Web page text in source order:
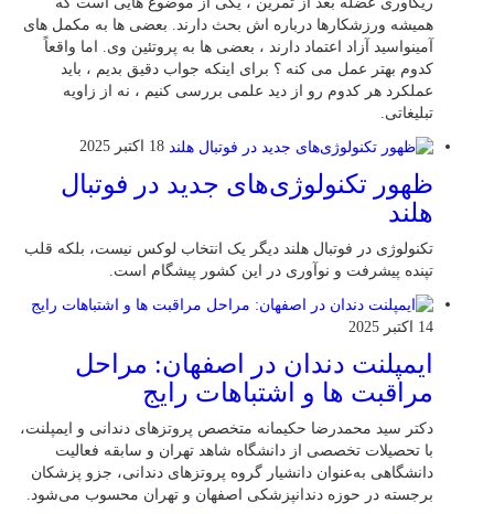
همیشه ورزشکارها درباره‌ اش بحث دارند. بعضی‌ ها به مکمل‌ های
آمینواسید آزاد اعتماد دارند ، بعضی‌ ها به پروتئین وی. اما واقعاً
کدوم بهتر عمل می‌ کنه ؟ برای اینکه جواب دقیق بدیم ، باید
عملکرد هر کدوم رو از دید علمی بررسی کنیم ، نه از زاویه
تبلیغاتی.
18 اکتبر 2025
ظهور تکنولوژی‌های جدید در فوتبال
هلند
تکنولوژی در فوتبال هلند دیگر یک انتخاب لوکس نیست، بلکه قلب
تپنده پیشرفت و نوآوری در این کشور پیشگام است.
14 اکتبر 2025
ایمپلنت دندان در اصفهان: مراحل
مراقبت ها و اشتباهات رایج
دکتر سید محمدرضا حکیمانه متخصص پروتزهای دندانی و ایمپلنت،
با تحصیلات تخصصی از دانشگاه شاهد تهران و سابقه فعالیت
دانشگاهی به‌عنوان دانشیار گروه پروتزهای دندانی، جزو پزشکان
برجسته در حوزه دندانپزشکی اصفهان و تهران محسوب می‌شود.